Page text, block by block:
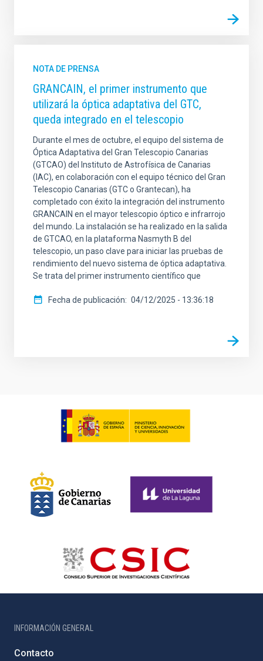
NOTA DE PRENSA
GRANCAIN, el primer instrumento que
utilizará la óptica adaptativa del GTC,
queda integrado en el telescopio
Durante el mes de octubre, el equipo del sistema de
Óptica Adaptativa del Gran Telescopio Canarias
(GTCAO) del Instituto de Astrofísica de Canarias
(IAC), en colaboración con el equipo técnico del Gran
Telescopio Canarias (GTC o Grantecan), ha
completado con éxito la integración del instrumento
GRANCAIN en el mayor telescopio óptico e infrarrojo
del mundo. La instalación se ha realizado en la salida
de GTCAO, en la plataforma Nasmyth B del
telescopio, un paso clave para iniciar las pruebas de
rendimiento del nuevo sistema de óptica adaptativa.
Se trata del primer instrumento científico que
Fecha de publicación 04/12/2025 - 13:36:18
INFORMACIÓN GENERAL
Contacto